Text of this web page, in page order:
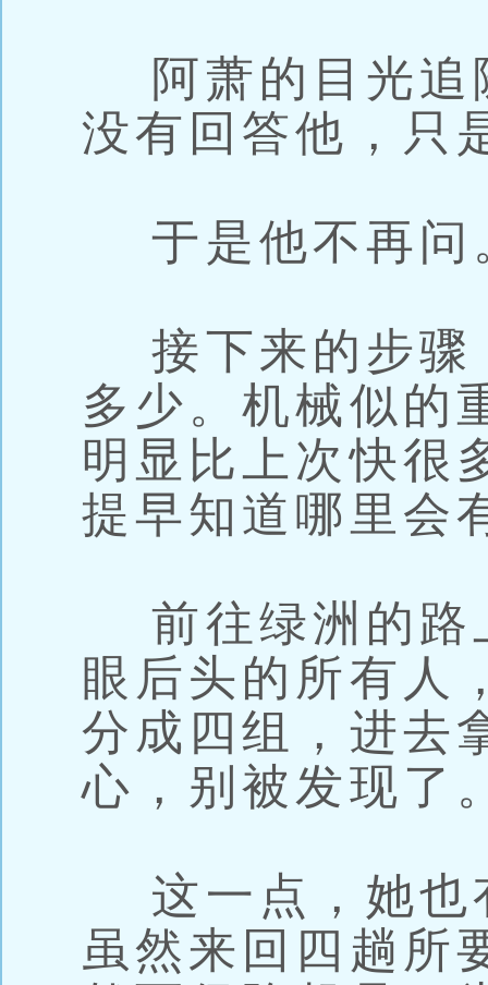
阿萧的目光追
没有回答他，只
于是他不再问
接下来的步骤
多少。机械似的
明显比上次快很
提早知道哪里会
前往绿洲的路
眼后头的所有人
分成四组，进去
心，别被发现了
这一点，她也
虽然来回四趟所